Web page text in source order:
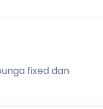
fixed dan